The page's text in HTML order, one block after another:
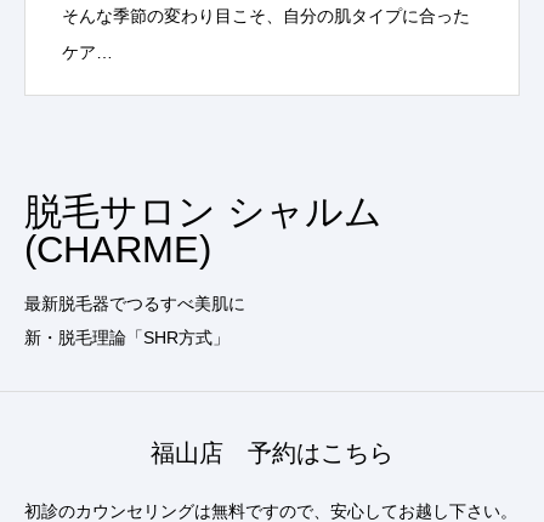
そんな季節の変わり目こそ、自分の肌タイプに合った
ケア…
脱毛サロン シャルム
(CHARME)
最新脱毛器でつるすべ美肌に
新・脱毛理論「SHR方式」
福山店 予約はこちら
初診のカウンセリングは無料ですので、安心してお越し下さい。